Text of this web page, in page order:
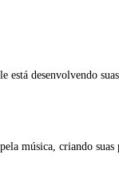
está desenvolvendo
música, criando